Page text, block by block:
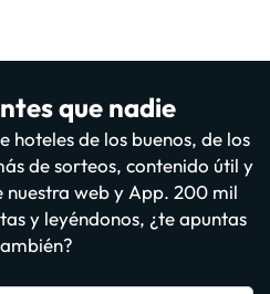
que nadie
hoteles de los buenos, de los
de sorteos, contenido útil y
nuestra web y App. 200 mil
y leyéndonos, ¿te apuntas